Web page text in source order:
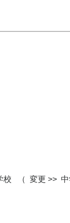
校 （ 変更 >>